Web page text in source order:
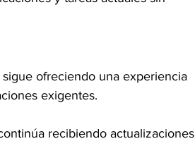
sigue ofreciendo una experiencia
exigentes.
recibiendo actualizaciones